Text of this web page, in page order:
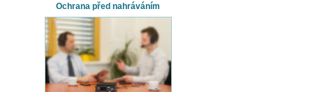
Ochrana před nahráváním